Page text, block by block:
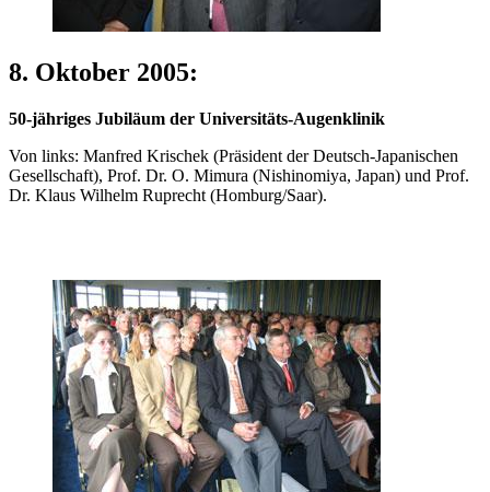
8. Oktober 2005:
50-jähriges Jubiläum der Universitäts-Augenklinik
Von links: Manfred Krischek (Präsident der Deutsch-Japanischen
Gesellschaft), Prof. Dr. O. Mimura (Nishinomiya, Japan) und Prof.
Dr. Klaus Wilhelm Ruprecht (Homburg/Saar).